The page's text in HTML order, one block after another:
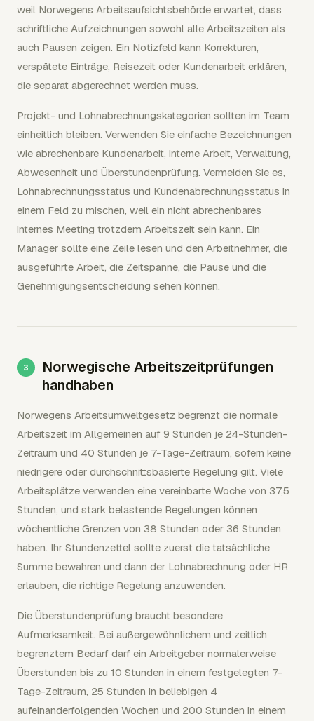
weil Norwegens Arbeitsaufsichtsbehörde erwartet, dass
schriftliche Aufzeichnungen sowohl alle Arbeitszeiten als
auch Pausen zeigen. Ein Notizfeld kann Korrekturen,
verspätete Einträge, Reisezeit oder Kundenarbeit erklären,
die separat abgerechnet werden muss.
Projekt- und Lohnabrechnungskategorien sollten im Team
einheitlich bleiben. Verwenden Sie einfache Bezeichnungen
wie abrechenbare Kundenarbeit, interne Arbeit, Verwaltung,
Abwesenheit und Überstundenprüfung. Vermeiden Sie es,
Lohnabrechnungsstatus und Kundenabrechnungsstatus in
einem Feld zu mischen, weil ein nicht abrechenbares
internes Meeting trotzdem Arbeitszeit sein kann. Ein
Manager sollte eine Zeile lesen und den Arbeitnehmer, die
ausgeführte Arbeit, die Zeitspanne, die Pause und die
Genehmigungsentscheidung sehen können.
Norwegische Arbeitszeitprüfungen
handhaben
Norwegens Arbeitsumweltgesetz begrenzt die normale
Arbeitszeit im Allgemeinen auf 9 Stunden je 24-Stunden-
Zeitraum und 40 Stunden je 7-Tage-Zeitraum, sofern keine
niedrigere oder durchschnittsbasierte Regelung gilt. Viele
Arbeitsplätze verwenden eine vereinbarte Woche von 37,5
Stunden, und stark belastende Regelungen können
wöchentliche Grenzen von 38 Stunden oder 36 Stunden
haben. Ihr Stundenzettel sollte zuerst die tatsächliche
Summe bewahren und dann der Lohnabrechnung oder HR
erlauben, die richtige Regelung anzuwenden.
Die Überstundenprüfung braucht besondere
Aufmerksamkeit. Bei außergewöhnlichem und zeitlich
begrenztem Bedarf darf ein Arbeitgeber normalerweise
Überstunden bis zu 10 Stunden in einem festgelegten 7-
Tage-Zeitraum, 25 Stunden in beliebigen 4
aufeinanderfolgenden Wochen und 200 Stunden in einem